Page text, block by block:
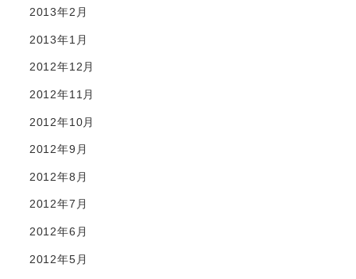
2013年2月
2013年1月
2012年12月
2012年11月
2012年10月
2012年9月
2012年8月
2012年7月
2012年6月
2012年5月